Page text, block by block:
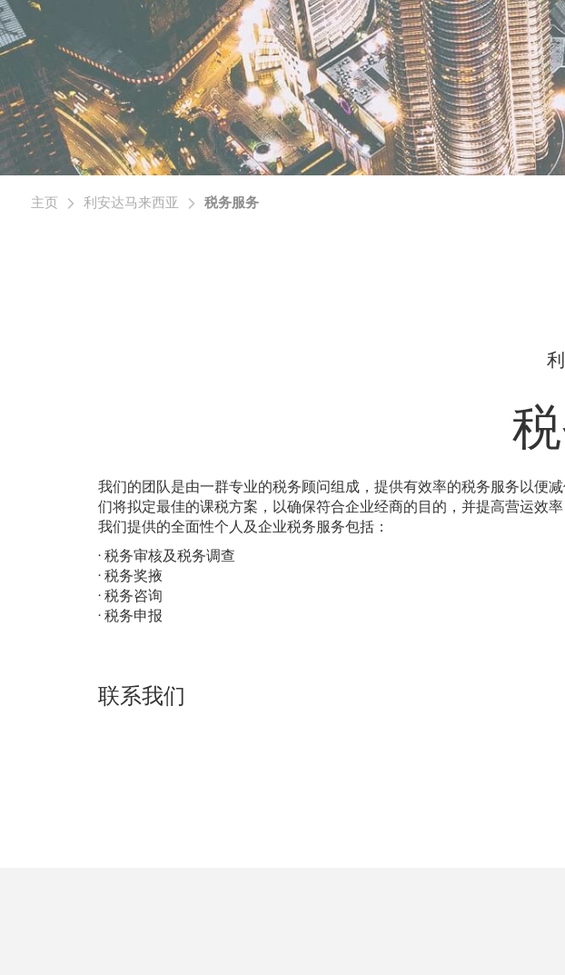
主页 利安达马来西亚 税务服务
我们的团队是由一群专业的税务顾问组成，提供有效率的税务服务以便
们将拟定最佳的课税方案，以确保符合企业经商的目的，并提高营运效率
我们提供的全面性个人及企业税务服务包括：
· 税务审核及税务调查
· 税务奖掖
· 税务咨询
· 税务申报
联系我们